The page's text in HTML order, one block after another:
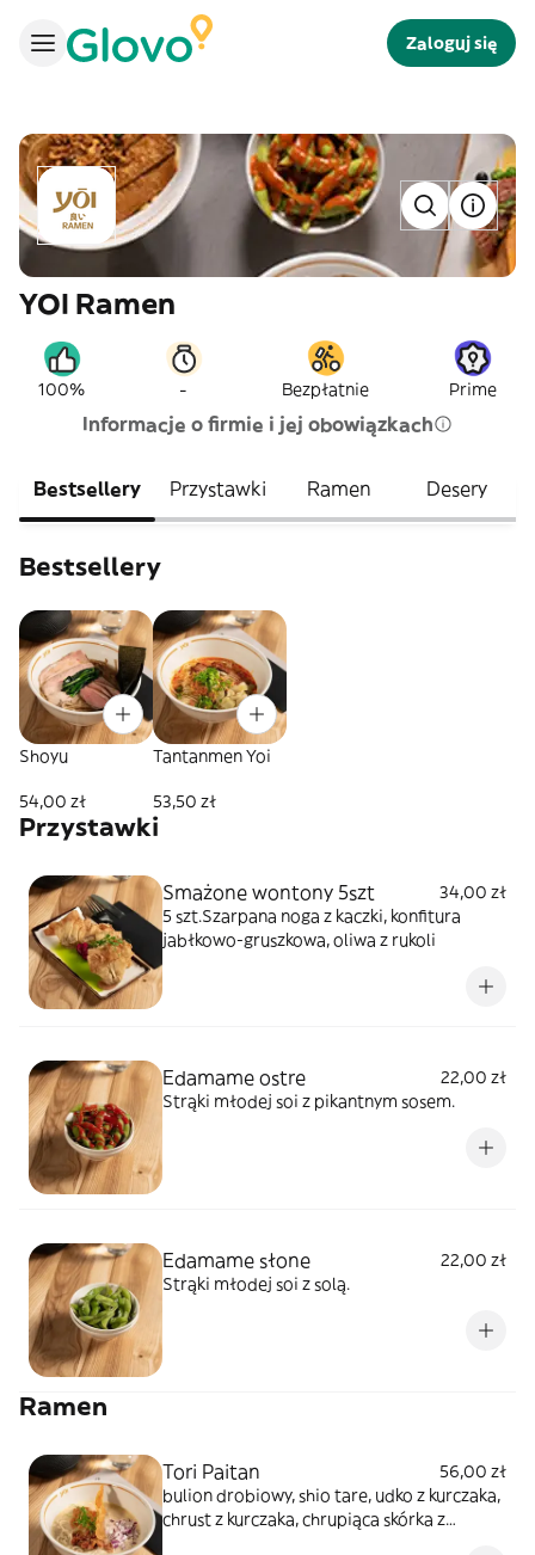
Zaloguj się
YOI Ramen
100% - Bezpłatnie Prime
Informacje o firmie i jej obowiązkach
Bestsellery Przystawki Ramen Desery
Bestsellery
Shoyu
54,00 zł
Tantanmen Yoi
53,50 zł
Przystawki
Smażone wontony 5szt
34,00 zł
5 szt.Szarpana noga z kaczki, konfitura
jabłkowo-gruszkowa, oliwa z rukoli
Edamame ostre
22,00 zł
Strąki młodej soi z pikantnym sosem.
Edamame słone
22,00 zł
Strąki młodej soi z solą.
Ramen
Tori Paitan
56,00 zł
bulion drobiowy, shio tare, udko z kurczaka,
chrust z kurczaka, chrupiąca skórka z